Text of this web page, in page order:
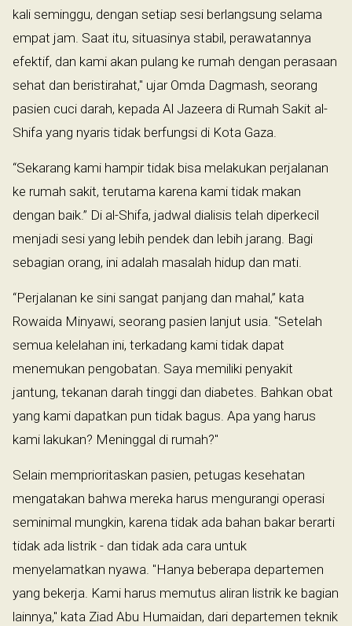
kali seminggu, dengan setiap sesi berlangsung selama
empat jam. Saat itu, situasinya stabil, perawatannya
efektif, dan kami akan pulang ke rumah dengan perasaan
sehat dan beristirahat," ujar Omda Dagmash, seorang
pasien cuci darah, kepada Al Jazeera di Rumah Sakit al-
Shifa yang nyaris tidak berfungsi di Kota Gaza.
“Sekarang kami hampir tidak bisa melakukan perjalanan
ke rumah sakit, terutama karena kami tidak makan
dengan baik.” Di al-Shifa, jadwal dialisis telah diperkecil
menjadi sesi yang lebih pendek dan lebih jarang. Bagi
sebagian orang, ini adalah masalah hidup dan mati.
“Perjalanan ke sini sangat panjang dan mahal,” kata
Rowaida Minyawi, seorang pasien lanjut usia. "Setelah
semua kelelahan ini, terkadang kami tidak dapat
menemukan pengobatan. Saya memiliki penyakit
jantung, tekanan darah tinggi dan diabetes. Bahkan obat
yang kami dapatkan pun tidak bagus. Apa yang harus
kami lakukan? Meninggal di rumah?"
Selain memprioritaskan pasien, petugas kesehatan
mengatakan bahwa mereka harus mengurangi operasi
seminimal mungkin, karena tidak ada bahan bakar berarti
tidak ada listrik - dan tidak ada cara untuk
menyelamatkan nyawa. "Hanya beberapa departemen
yang bekerja. Kami harus memutus aliran listrik ke bagian
lainnya," kata Ziad Abu Humaidan, dari departemen teknik